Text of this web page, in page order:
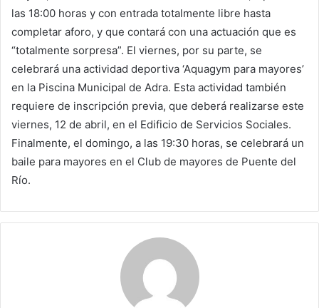
las 18:00 horas y con entrada totalmente libre hasta
completar aforo, y que contará con una actuación que es
“totalmente sorpresa”. El viernes, por su parte, se
celebrará una actividad deportiva ‘Aquagym para mayores’
en la Piscina Municipal de Adra. Esta actividad también
requiere de inscripción previa, que deberá realizarse este
viernes, 12 de abril, en el Edificio de Servicios Sociales.
Finalmente, el domingo, a las 19:30 horas, se celebrará un
baile para mayores en el Club de mayores de Puente del
Río.